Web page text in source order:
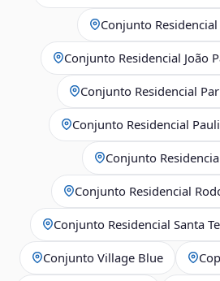
Conjunto
Conjunto Residencial João
Conjunto Residencial
Conjunto Residencial
Conjunto
Conjunto Residencial
Conjunto Residencial Santa
Conjunto Village Blue